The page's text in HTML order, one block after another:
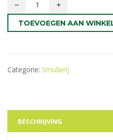
TOEVOEGEN AAN
Categorie: Smullerij
BESCHRIJVING